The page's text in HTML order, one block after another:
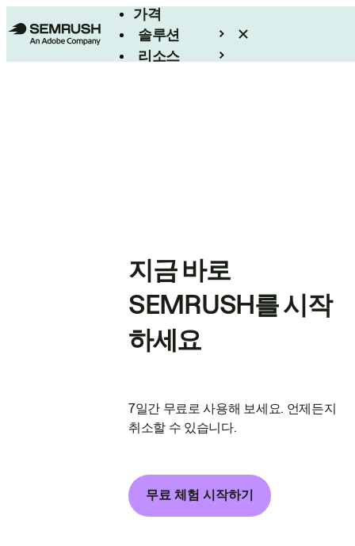
가격
솔루션
리소스
지금 바로
SEMRUSH를 시작
하세요
7일간 무료로 사용해 보세요. 언제든지
취소할 수 있습니다.
무료 체험 시작하기